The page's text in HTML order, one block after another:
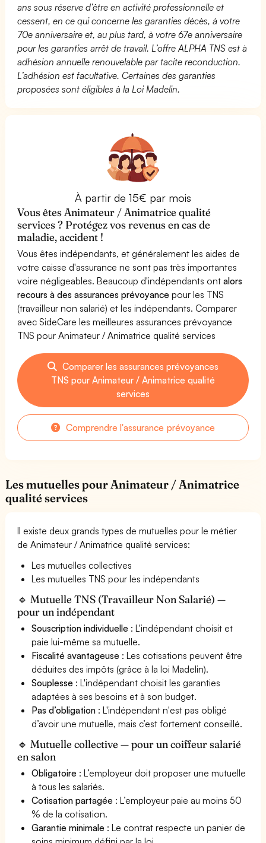
ans sous réserve d’être en activité professionnelle et
cessent, en ce qui concerne les garanties décès, à votre
70e anniversaire et, au plus tard, à votre 67e anniversaire
pour les garanties arrêt de travail. L’offre ALPHA TNS est à
adhésion annuelle renouvelable par tacite reconduction.
L’adhésion est facultative. Certaines des garanties
proposées sont éligibles à la Loi Madelin.
À partir de 15€ par mois
Vous êtes Animateur / Animatrice qualité
services ? Protégez vos revenus en cas de
maladie, accident !
Vous êtes indépendants, et généralement les aides de
votre caisse d'assurance ne sont pas très importantes
voire négligeables. Beaucoup d'indépendants ontalors
recours à des assurances prévoyance pour les TNS
(travailleur non salarié) et les indépendants. Comparer
avec SideCare les meilleures assurances prévoyance
TNS pour Animateur / Animatrice qualité services
Comparer les assurances prévoyances
TNS pour Animateur / Animatrice qualité
services
Comprendre l'assurance prévoyance
Les mutuelles pour Animateur / Animatrice
qualité services
Il existe deux grands types de mutuelles pour le métier
de Animateur / Animatrice qualité services:
Les mutuelles collectives
Les mutuelles TNS pour les indépendants
🔹 Mutuelle TNS (Travailleur Non Salarié) —
pour un indépendant
Souscription individuelle : L'indépendant choisit et
paie lui-même sa mutuelle.
Fiscalité avantageuse : Les cotisations peuvent être
déduites des impôts (grâce à la loi Madelin).
Souplesse : L'indépendant choisit les garanties
adaptées à ses besoins et à son budget.
Pas d’obligation : L'indépendant n'est pas obligé
d’avoir une mutuelle, mais c’est fortement conseillé.
🔹 Mutuelle collective — pour un coiffeur salarié
en salon
Obligatoire : L’employeur doit proposer une mutuelle
à tous les salariés.
Cotisation partagée : L’employeur paie au moins 50
% de la cotisation.
Garantie minimale : Le contrat respecte un panier de